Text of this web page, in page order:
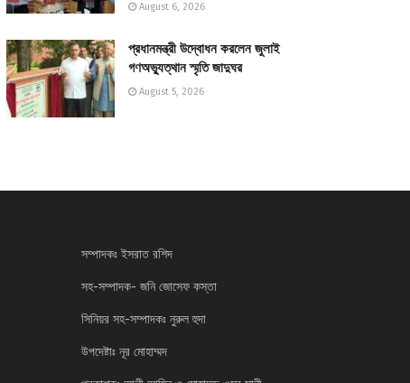
August 6, 2026
প্রধানমন্ত্রী উদ্বোধন করলেন জুলাই
গণঅভ্যুত্থান স্মৃতি জাদুঘর
August 5, 2026
সম্পাদকঃ ইসরাত রশিদ
সহ-সম্পাদক- জনি জোসেফ কস্তা
সিনিয়র সহ-সম্পাদকঃ নুরুল হুদা
উপদেষ্টাঃ নূর মোহাম্মদ